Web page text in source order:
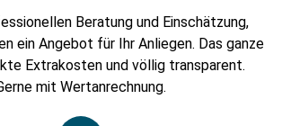
Beratung und Einschätzung,
ein Angebot für Ihr Anliegen. Das ganze
Extrakosten und völlig transparent.
mit Wertanrechnung.